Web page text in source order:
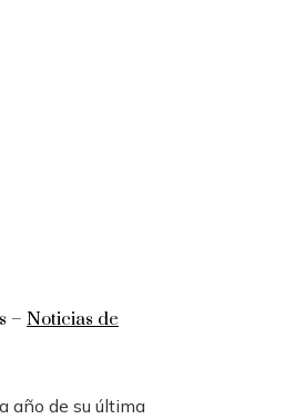
– Noticias de
año de su última